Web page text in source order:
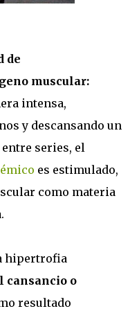
de
muscular:
intensa,
y descansando un
series, el
es estimulado,
como materia
hipertrofia
cansancio o
resultado